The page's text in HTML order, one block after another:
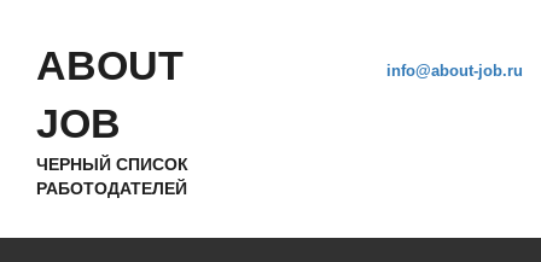
ABOUT
JOB
ЧЕРНЫЙ СПИСОК
РАБОТОДАТЕЛЕЙ
info@about-job.ru